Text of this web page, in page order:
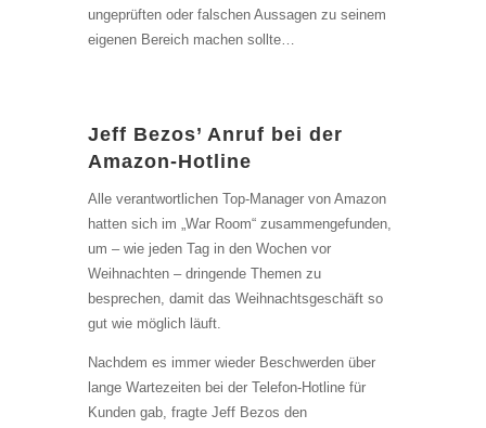
ungeprüften oder falschen Aussagen zu seinem
eigenen Bereich machen sollte…
Jeff Bezos’ Anruf bei der
Amazon-Hotline
Alle verantwortlichen Top-Manager von Amazon
hatten sich im „War Room“ zusammengefunden,
um – wie jeden Tag in den Wochen vor
Weihnachten – dringende Themen zu
besprechen, damit das Weihnachtsgeschäft so
gut wie möglich läuft.
Nachdem es immer wieder Beschwerden über
lange Wartezeiten bei der Telefon-Hotline für
Kunden gab, fragte Jeff Bezos den